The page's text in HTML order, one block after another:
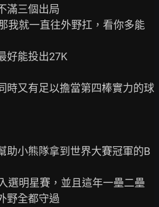
滿三個出局
我就一直往外野扛，看你多能
好能投出27K
時又有足以擔當第四棒實力的球
助小熊隊拿到世界大賽冠軍的B
選明星賽，並且這年一壘二壘
野全都守過